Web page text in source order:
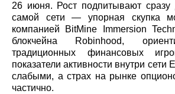
26 июня. Рост подпитывают
самой сети — упорная скупка
компанией BitMine Immersion
блокчейна Robinhood,
традиционных финансовых
показатели активности внутри сети
слабыми, а страх на рынке
частично.